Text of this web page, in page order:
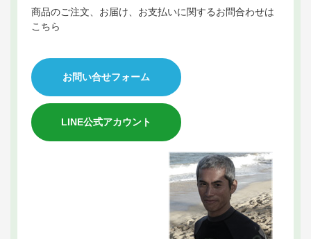
商品のご注文、お届け、お支払いに関するお問合わせは
こちら
お問い合せフォーム
LINE公式アカウント